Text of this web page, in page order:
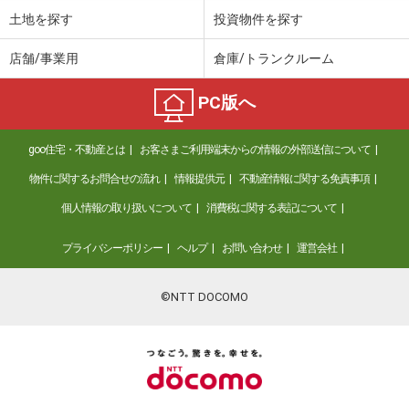
土地を探す 投資物件を探す
店舗/事業用 倉庫/トランクルーム
PC版へ
goo住宅・不動産とは お客さまご利用端末からの情報の外部送信について
物件に関するお問合せの流れ 情報提供元 不動産情報に関する免責事項
個人情報の取り扱いについて 消費税に関する表記について
プライバシーポリシー ヘルプ お問い合わせ 運営会社
©NTT DOCOMO